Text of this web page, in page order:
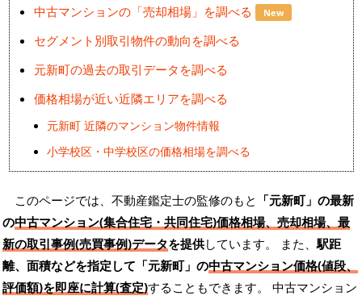
中古マンションの「売却相場」を調べる New
セグメント別取引物件の動向を調べる
元新町の過去の取引データを調べる
価格相場が近い近隣エリアを調べる
元新町 近隣のマンション物件情報
小学校区・中学校区の価格相場を調べる
このページでは、不動産鑑定士の監修のもと 「元新町」の最新
の中古マンション(集合住宅・共同住宅)価格相場、売却相場、最
新の取引事例(売買事例)データを提供しています。 また、駅距
離、面積などを指定して「元新町」の中古マンション価格(値段、
評価額)を即座に計算(査定)することもできます。 中古マンション